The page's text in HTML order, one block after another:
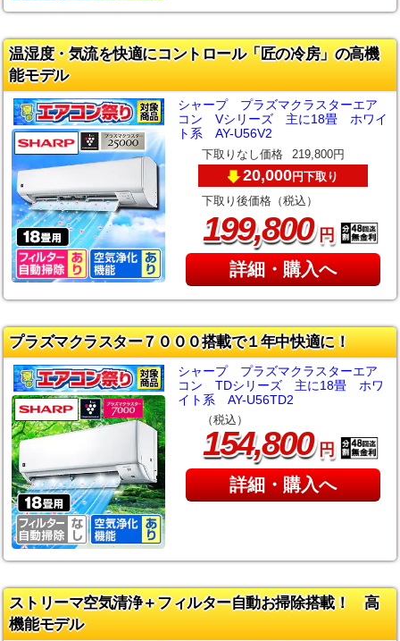
温湿度・気流を快適にコントロール「匠の冷房」の高機
能モデル
シャープ プラズマクラスターエア
コン Vシリーズ 主に18畳 ホワイ
ト系 AY-U56V2
下取りなし価格 219,800円
20,000円下取り
下取り後価格（税込）
199,800円
詳細・購入へ
プラズマクラスター７０００搭載で１年中快適に！
シャープ プラズマクラスターエア
コン TDシリーズ 主に18畳 ホワ
イト系 AY-U56TD2
（税込）
154,800円
詳細・購入へ
ストリーマ空気清浄＋フィルター自動お掃除搭載！ 高
機能モデル